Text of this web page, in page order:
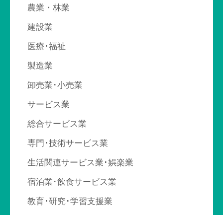
ー
シ
ョ
ン
農業・林業
建設業
医療･福祉
製造業
卸売業･小売業
サービス業
総合サービス業
専門･技術サービス業
生活関連サービス業･娯楽業
宿泊業･飲食サービス業
教育･研究･学習支援業